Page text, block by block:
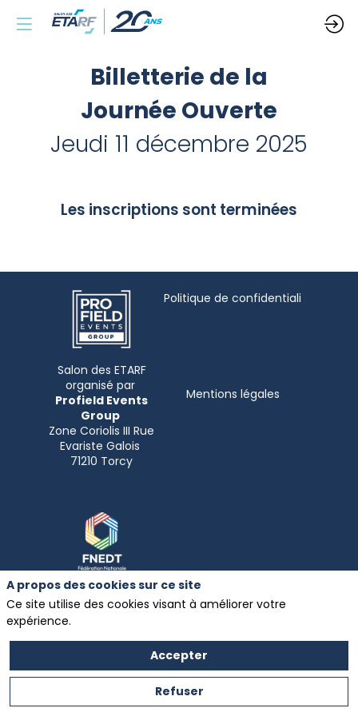
Billetterie de la
Journée Ouverte
Jeudi 11 décembre 2025
Les inscriptions sont terminées
Salon des ETARF
organisé par
Profield Events
Group
Zone Coriolis III Rue
Evariste Galois
Politique de confidentialité
Mentions légales
Partenaire exclusif
duSalon
A propos des cookies sur ce site
Ce site utilise des cookies visant à améliorer votre
expérience.
Accepter
Refuser